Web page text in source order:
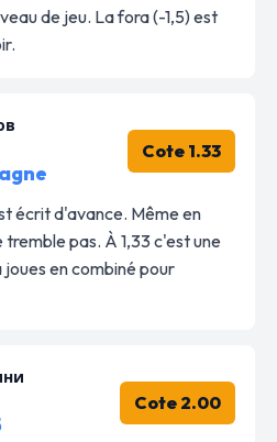
de jeu. La fora (-1,5) est
Cote 1.33
écrit d'avance. Même en
pas. À 1,33 c'est une
en combiné pour
Cote 2.00